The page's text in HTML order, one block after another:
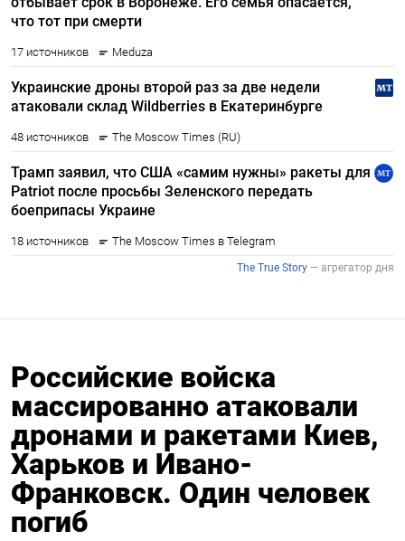
Российские войска
массированно атаковали
дронами и ракетами Киев,
Харьков и Ивано-
Франковск. Один человек
погиб